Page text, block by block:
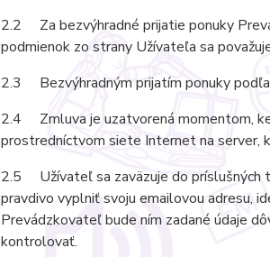
2.2 Za bezvýhradné prijatie ponuky
podmienok zo strany Užívateľa sa
2.3 Bezvýhradným prijatím ponuky podľa
2.4 Zmluva je uzatvorená momentom,
prostredníctvom siete Internet na server,
2.5 Užívateľ sa zaväzuje do príslušných
pravdivo vyplniť svoju emailovou adresu,
Prevádzkovateľ bude ním zadané údaje
kontrolovať.